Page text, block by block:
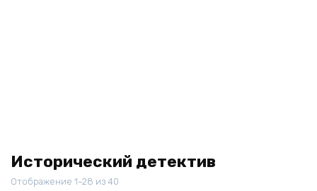
Исторический детектив
Отображение 1–28 из 40